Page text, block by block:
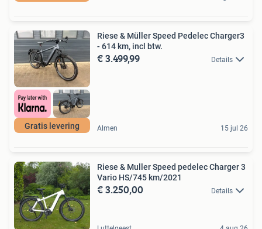
Gratis levering
Riese & Müller Speed Pedelec Charger3
- 614 km, incl btw.
€ 3.499,99 Details
Almen 15 jul 26
Riese & Muller Speed pedelec Charger 3
Vario HS/745 km/2021
€ 3.250,00 Details